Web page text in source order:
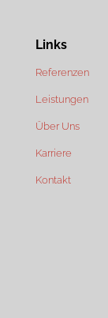
Links
Referenzen
Leistungen
Über Uns
Karriere
Kontakt